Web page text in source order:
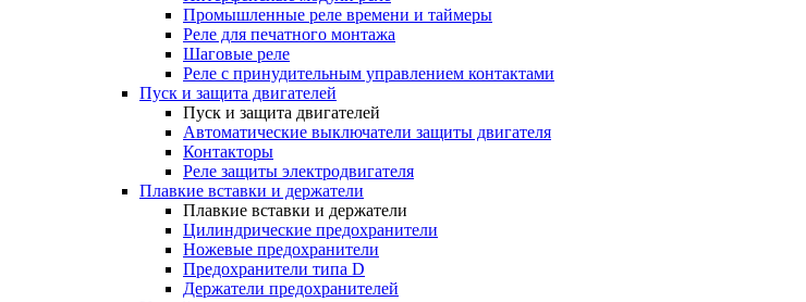
Промышленные реле времени и таймеры
Реле для печатного монтажа
Шаговые реле
Реле с принудительным управлением контактами
Пуск и защита двигателей
Пуск и защита двигателей
Автоматические выключатели защиты двигателя
Контакторы
Реле защиты электродвигателя
Плавкие вставки и держатели
Плавкие вставки и держатели
Цилиндрические предохранители
Ножевые предохранители
Предохранители типа D
Держатели предохранителей